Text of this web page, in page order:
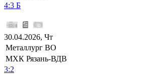
4:3 Б
30.04.2026, Чт
Металлург ВО
МХК Рязань-ВДВ
3:2